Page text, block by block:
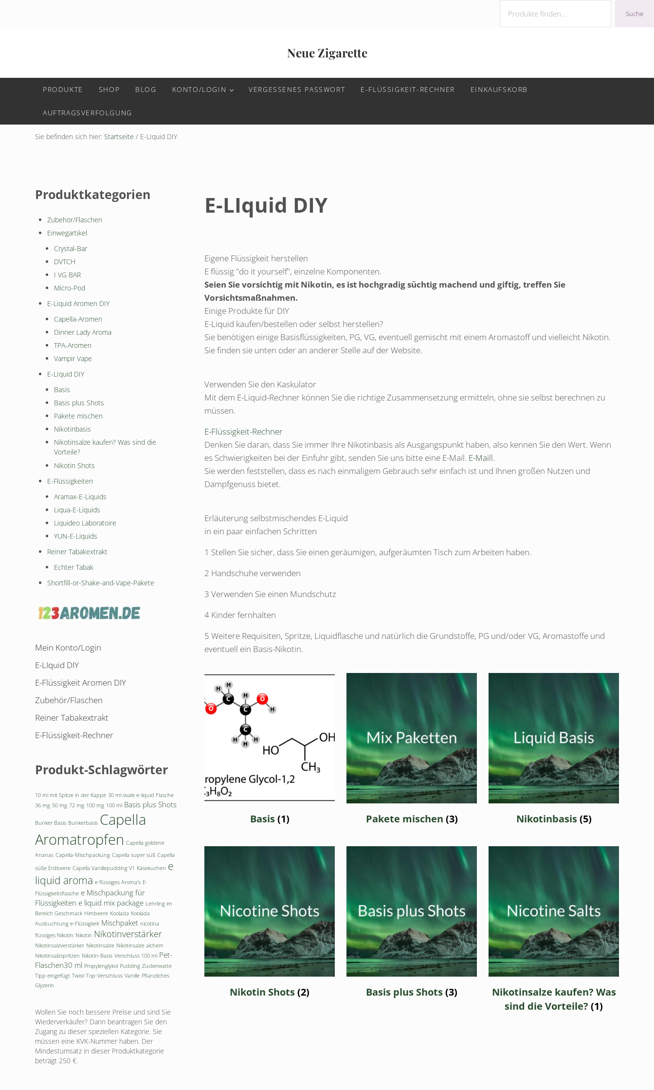
Suche
Neue Zigarette
PRODUKTE SHOP BLOG KONTO/LOGIN VERGESSENES PASSWORT E-FLÜSSIGKEIT-RECHNER EINKAUFSKORB
AUFTRAGSVERFOLGUNG
Sie befinden sich hier: Startseite / E-LIquid DIY
E-LIquid DIY
Eigene Flüssigkeit herstellen
E flüssig "do it yourself", einzelne Komponenten.
Seien Sie vorsichtig mit Nikotin, es ist hochgradig süchtig machend und giftig, treffen Sie
Vorsichtsmaßnahmen.
Einige Produkte für DIY
E-Liquid kaufen/bestellen oder selbst herstellen?
Sie benötigen einige Basisflüssigkeiten, PG, VG, eventuell gemischt mit einem Aromastoff und vielleicht Nikotin.
Sie finden sie unten oder an anderer Stelle auf der Website.
Verwenden Sie den Kaskulator
Mit dem E-Liquid-Rechner können Sie die richtige Zusammensetzung ermitteln, ohne sie selbst berechnen zu
müssen.
E-Flüssigkeit-Rechner
Denken Sie daran, dass Sie immer Ihre Nikotinbasis als Ausgangspunkt haben, also kennen Sie den Wert. Wenn
es Schwierigkeiten bei der Einfuhr gibt, senden Sie uns bitte eine E-Mail. E-Maill.
Sie werden feststellen, dass es nach einmaligem Gebrauch sehr einfach ist und Ihnen großen Nutzen und
Dampfgenuss bietet.
Erläuterung selbstmischendes E-Liquid
in ein paar einfachen Schritten
1 Stellen Sie sicher, dass Sie einen geräumigen, aufgeräumten Tisch zum Arbeiten haben.
2 Handschuhe verwenden
3 Verwenden Sie einen Mundschutz
4 Kinder fernhalten
5 Weitere Requisiten, Spritze, Liquidflasche und natürlich die Grundstoffe, PG und/oder VG, Aromastoffe und
eventuell ein Basis-Nikotin.
Basis(1) Pakete mischen (3) Nikotinbasis(5)
Nikotin Shots(2) Basis plus Shots(3)
Nikotinsalze kaufen? Was
sind die Vorteile? (1)
Produktkategorien
Zubehör/Flaschen
Einwegartikel
Crystal-Bar
DVTCH
I VG BAR
Micro-Pod
E-Liquid Aromen DIY
Capella-Aromen
Dinner Lady Aroma
TPA-Aromen
Vampir Vape
E-LIquid DIY
Basis
Basis plus Shots
Pakete mischen
Nikotinbasis
Nikotinsalze kaufen? Was sind die
Vorteile?
Nikotin Shots
E-Flüssigkeiten
Aramax-E-Liquids
Liqua-E-Liquids
Liquideo Laboratoire
YUN-E-Liquids
Reiner Tabakextrakt
Echter Tabak
Shortfill-or-Shake-and-Vape-Pakete
Mein Konto/Login
E-LIquid DIY
E-Flüssigkeit Aromen DIY
Zubehör/Flaschen
Reiner Tabakextrakt
E-Flüssigkeit-Rechner
Produkt-Schlagwörter
10 ml mit Spitze in der Kappe 30 ml ovale e-liquid Flasche
36 mg 50 mg 72 mg 100 mg 100 ml Basis plus Shots
Bunker Basis Bunkerbasis Capella
Aromatropfen Capella goldene
Ananas Capella-Mischpackung Capella super süß Capella
süße Erdbeere Capella Vanillepudding V1 Käsekuchen e
liquid aroma e flüssiges Aroma's E-
Flüssigkeitsflasche e Mischpackung für
Flüssigkeiten e liquid mix package Lehrling im
Bereich Geschmack Himbeere Koolada Koolada
Ausbuchtung e-Flüssigkeit Mischpaket nicotina
flüssiges Nikotin Nikotin Nikotinverstärker
Nikotinsalzverstärker Nikotinsalze Nikotinsalze alchem
Nikotinsalzspritzen Nikotin-Basis Verschluss 100 ml Pet-
Flaschen30 ml Propylenglykol Pudding Zuckerwatte
Tipp eingefügt Twist-Top-Verschluss Vanille Pflanzliches
Glyzerin
Wollen Sie noch bessere Preise und sind Sie
Wiederverkäufer? Dann beantragen Sie den
Zugang zu dieser speziellen Kategorie. Sie
müssen eine KVK-Nummer haben. Der
Mindestumsatz in dieser Produktkategorie
beträgt 250 €.